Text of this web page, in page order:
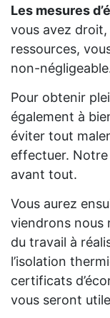
Les mesures
vous avez
ressources,
non-
Pour obtenir
également à
éviter tout
effectuer.
avant tout.
Vous aurez
viendrons nous
du travail à
l’isolation
certificats
vous seront